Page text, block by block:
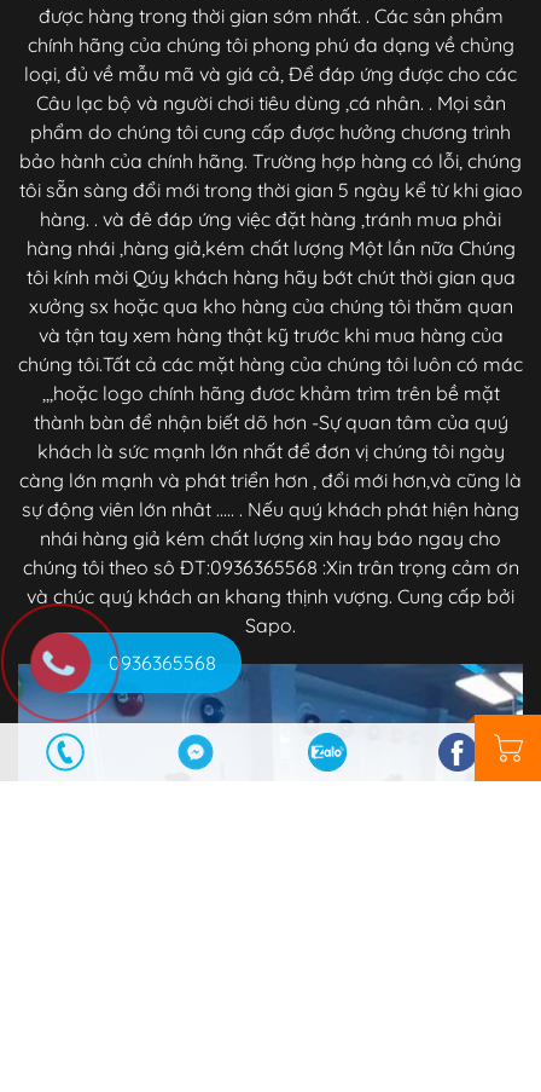
được hàng trong thời gian sớm nhất. . Các sản phẩm
chính hãng của chúng tôi phong phú đa dạng về chủng
loại, đủ về mẫu mã và giá cả, Để đáp ứng được cho các
Câu lạc bộ và người chơi tiêu dùng ,cá nhân. . Mọi sản
phẩm do chúng tôi cung cấp được hưởng chương trình
bảo hành của chính hãng. Trường hợp hàng có lỗi, chúng
tôi sẵn sàng đổi mới trong thời gian 5 ngày kể từ khi giao
hàng. . và đê đáp ứng việc đặt hàng ,tránh mua phải
hàng nhái ,hàng giả,kém chất lượng Một lần nữa Chúng
tôi kính mời Qúy khách hàng hãy bớt chút thời gian qua
xưởng sx hoặc qua kho hàng của chúng tôi thăm quan
và tận tay xem hàng thật kỹ trước khi mua hàng của
chúng tôi.Tất cả các mặt hàng của chúng tôi luôn có mác
,,,hoặc logo chính hãng đươc khảm trìm trên bề mặt
thành bàn để nhận biết dõ hơn -Sự quan tâm của quý
khách là sức mạnh lớn nhất để đơn vị chúng tôi ngày
càng lớn mạnh và phát triển hơn , đổi mới hơn,và cũng là
sự động viên lớn nhât ..... . Nếu quý khách phát hiện hàng
nhái hàng giả kém chất lượng xin hay báo ngay cho
chúng tôi theo sô ĐT:0936365568 :Xin trân trọng cảm ơn
và chúc quý khách an khang thịnh vượng. Cung cấp bởi
Sapo.
0936365568